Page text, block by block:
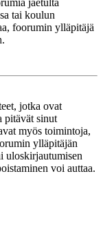
jaetulta
tai koulun
foorumin ylläpitäjä
jotka ovat
pitävät sinut
myös toimintoja,
ylläpitäjän
uloskirjautumisen
voi auttaa.